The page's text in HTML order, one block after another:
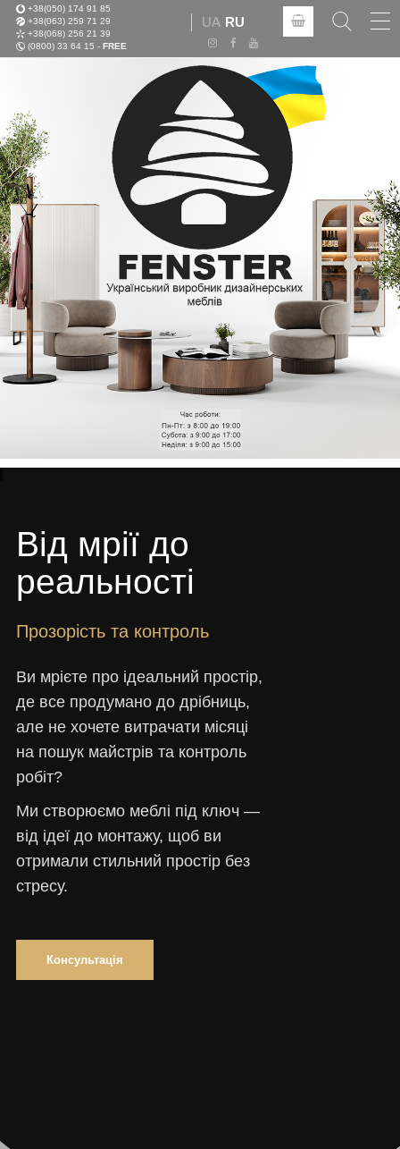
+38(050) 174 91 85
+38(063) 259 71 29
+38(068) 256 21 39
(0800) 33 64 15 - FREE
UA RU
Від мрії до
реальності
Прозорість та контроль
Ви мрієте про ідеальний простір,
де все продумано до дрібниць,
але не хочете витрачати місяці
на пошук майстрів та контроль
робіт?
Ми створюємо меблі під ключ —
від ідеї до монтажу, щоб ви
отримали стильний простір без
стресу.
Консультація